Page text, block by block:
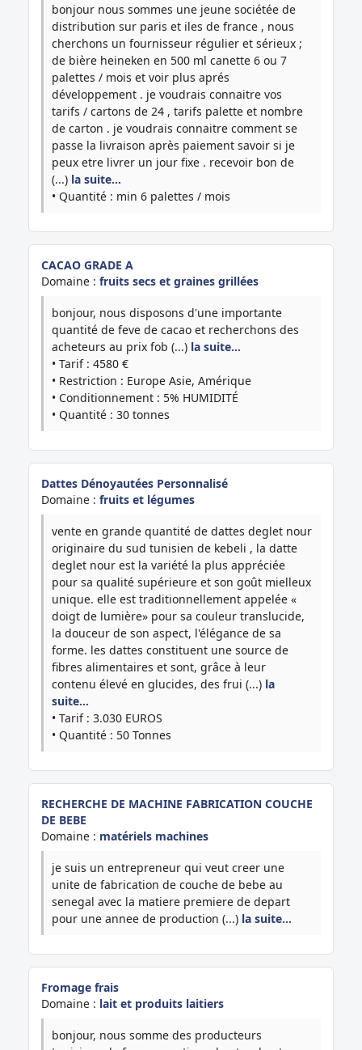
bonjour nous sommes une jeune sociétée de
distribution sur paris et iles de france , nous
cherchons un fournisseur régulier et sérieux ;
de bière heineken en 500 ml canette 6 ou 7
palettes / mois et voir plus aprés
développement . je voudrais connaitre vos
tarifs / cartons de 24 , tarifs palette et nombre
de carton . je voudrais connaitre comment se
passe la livraison après paiement savoir si je
peux etre livrer un jour fixe . recevoir bon de
(...) la suite…
• Quantité : min 6 palettes / mois
CACAO GRADE A
Domaine : fruits secs et graines grillées
bonjour, nous disposons d'une importante
quantité de feve de cacao et recherchons des
acheteurs au prix fob (...) la suite…
• Tarif : 4580 €
• Restriction : Europe Asie, Amérique
• Conditionnement : 5% HUMIDITÉ
• Quantité : 30 tonnes
Dattes Dénoyautées Personnalisé
Domaine : fruits et légumes
vente en grande quantité de dattes deglet nour
originaire du sud tunisien de kebeli , la datte
deglet nour est la variété la plus appréciée
pour sa qualité supérieure et son goût mielleux
unique. elle est traditionnellement appelée «
doigt de lumière» pour sa couleur translucide,
la douceur de son aspect, l'élégance de sa
forme. les dattes constituent une source de
fibres alimentaires et sont, grâce à leur
contenu élevé en glucides, des frui (...) la
suite…
• Tarif : 3.030 EUROS
• Quantité : 50 Tonnes
RECHERCHE DE MACHINE FABRICATION COUCHE
DE BEBE
Domaine : matériels machines
je suis un entrepreneur qui veut creer une
unite de fabrication de couche de bebe au
senegal avec la matiere premiere de depart
pour une annee de production (...) la suite…
Fromage frais
Domaine : lait et produits laitiers
bonjour, nous somme des producteurs